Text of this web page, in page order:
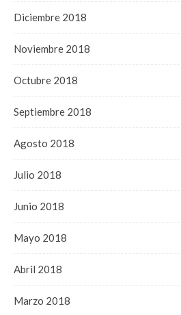
Diciembre 2018
Noviembre 2018
Octubre 2018
Septiembre 2018
Agosto 2018
Julio 2018
Junio 2018
Mayo 2018
Abril 2018
Marzo 2018